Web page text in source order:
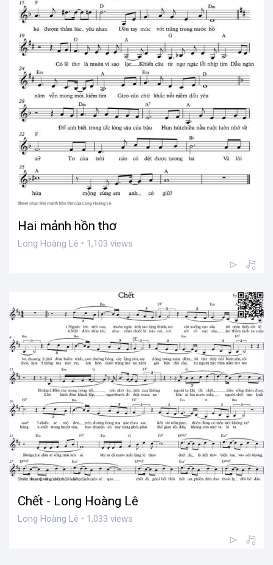
Hai mảnh hồn thơ
Long Hoàng Lê • 1,103 views
Chết - Long Hoàng Lê
Long Hoàng Lê • 1,033 views